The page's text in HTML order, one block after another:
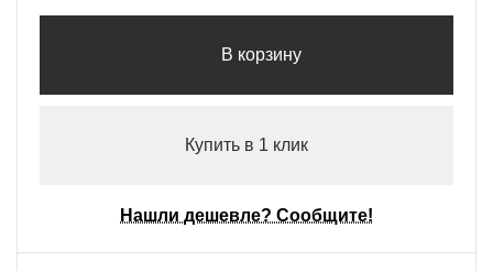
В корзину
Купить в 1 клик
Нашли дешевле? Сообщите!